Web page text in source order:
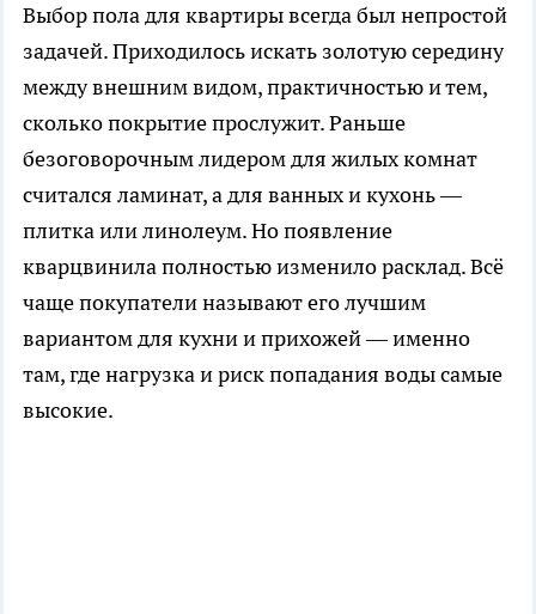
Выбор пола для квартиры всегда был непростой
задачей. Приходилось искать золотую середину
между внешним видом, практичностью и тем,
сколько покрытие прослужит. Раньше
безоговорочным лидером для жилых комнат
считался ламинат, а для ванных и кухонь —
плитка или линолеум. Но появление
кварцвинила полностью изменило расклад. Всё
чаще покупатели называют его лучшим
вариантом для кухни и прихожей — именно
там, где нагрузка и риск попадания воды самые
высокие.